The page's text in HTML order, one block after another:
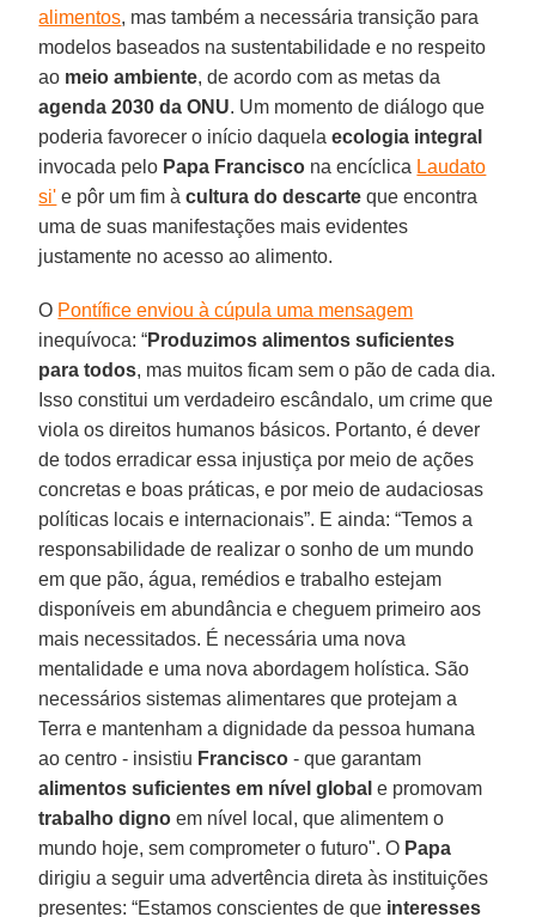
alimentos, mas também a necessária transição para
modelos baseados na sustentabilidade e no respeito
ao meio ambiente, de acordo com as metas da
agenda 2030 da ONU. Um momento de diálogo que
poderia favorecer o início daquelaecologia integral
invocada pelo Papa Francisco na encíclica Laudato
si' e pôr um fim àcultura do descarte que encontra
uma de suas manifestações mais evidentes
justamente no acesso ao alimento.
O Pontífice enviou à cúpula uma mensagem
inequívoca: “Produzimos alimentos suficientes
para todos, mas muitos ficam sem o pão de cada dia.
Isso constitui um verdadeiro escândalo, um crime que
viola os direitos humanos básicos. Portanto, é dever
de todos erradicar essa injustiça por meio de ações
concretas e boas práticas, e por meio de audaciosas
políticas locais e internacionais”. E ainda: “Temos a
responsabilidade de realizar o sonho de um mundo
em que pão, água, remédios e trabalho estejam
disponíveis em abundância e cheguem primeiro aos
mais necessitados. É necessária uma nova
mentalidade e uma nova abordagem holística. São
necessários sistemas alimentares que protejam a
Terra e mantenham a dignidade da pessoa humana
ao centro - insistiu Francisco - que garantam
alimentos suficientes em nível global e promovam
trabalho digno em nível local, que alimentem o
mundo hoje, sem comprometer o futuro". O Papa
dirigiu a seguir uma advertência direta às instituições
presentes: “Estamos conscientes de que interesses